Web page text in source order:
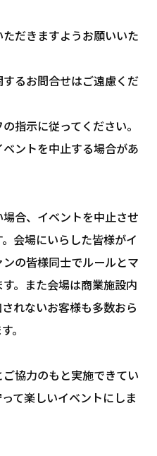
だきますようお願いいた
るお問合せはご遠慮くだ
指示に従ってください。
ントを中止する場合があ
合、イベントを中止させ
会場にいらした皆様がイ
の皆様同士でルールとマ
。また会場は商業施設内
れないお客様も多数おら
。
協力のもと実施できてい
て楽しいイベントにしま